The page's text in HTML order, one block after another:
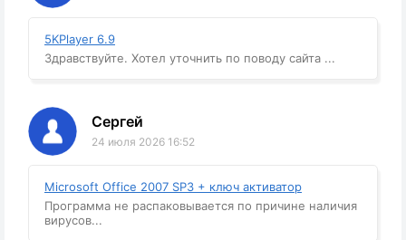
5KPlayer 6.9
Здравствуйте. Хотел уточнить по поводу сайта ...
Сергей
24 июля 2026 16:52
Microsoft Office 2007 SP3 + ключ активатор
Программа не распаковывается по причине наличия
вирусов...